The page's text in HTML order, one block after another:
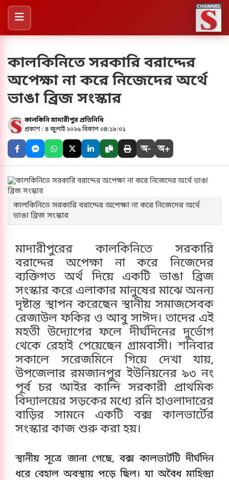
কালকিনিতে সরকারি বরাদ্দের
অপেক্ষা না করে নিজেদের অর্থে
ভাঙা ব্রিজ সংস্কার
কালকিনি ​মাদারীপুর প্রতিনিধি
প্রকাশ : ৪ জুলাই ২০২৬ বিকাল ০৪:১৮:০১
অ- অ+
কালকিনিতে সরকারি বরাদ্দের অপেক্ষা না করে নিজেদের অর্থে
ভাঙা ব্রিজ সংস্কার
মাদারীপুরের কালকিনিতে সরকারি
বরাদ্দের অপেক্ষা না করে নিজেদের
ব্যক্তিগত অর্থ দিয়ে একটি ভাঙা ব্রিজ
সংস্কার করে এলাকার মানুষের মাঝে অনন্য
দৃষ্টান্ত স্থাপন করেছেন স্থানীয় সমাজসেবক
রেজাউল ফকির ও আবু সাঈদ। তাদের এই
মহতী উদ্যোগের ফলে দীর্ঘদিনের দুর্ভোগ
থেকে রেহাই পেয়েছেন গ্রামবাসী। শনিবার
সকালে সরেজমিনে গিয়ে দেখা যায়,
উপজেলার রমজানপুর ইউনিয়নের ৯৩ নং
পূর্ব চর আইর কান্দি সরকারী প্রাথমিক
বিদ্যালয়ের সড়কের মধ্যে রনি হাওলাদারের
বাড়ির সামনে একটি বক্স কালভার্টের
সংস্কার কাজ শুরু করা হয়।
​স্থানীয় সূত্রে জানা গেছে, বক্স কালভার্টটি দীর্ঘদিন
ধরে বেহাল অবস্থায় পড়ে ছিল। যা অবৈধ মাহিন্দ্রা